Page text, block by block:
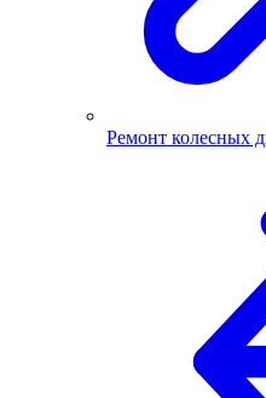
Ремонт колесных